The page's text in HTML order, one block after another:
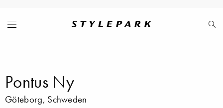
Pontus Ny
Göteborg, Schweden